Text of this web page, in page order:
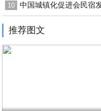
10 中国城镇化促进会民宿
推荐图文